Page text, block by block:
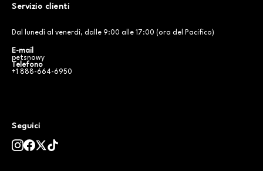
Servizio clienti
Dal lunedì al venerdì, dalle 9:00 alle 17:00 (ora del Pacifico)
E-mail
petsnowy
Telefono
+1 888-664-6950
Seguici